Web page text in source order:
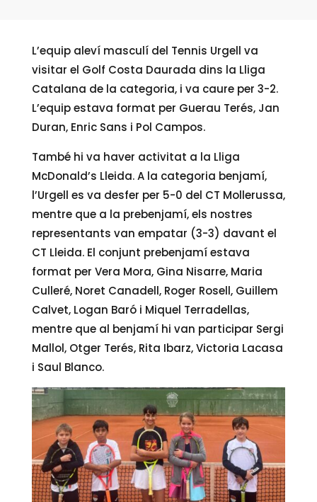
L’equip aleví masculí del Tennis Urgell va
visitar el Golf Costa Daurada dins la Lliga
Catalana de la categoria, i va caure per 3-2.
L’equip estava format per Guerau Terés, Jan
Duran, Enric Sans i Pol Campos.
També hi va haver activitat a la Lliga
McDonald’s Lleida. A la categoria benjamí,
l’Urgell es va desfer per 5-0 del CT Mollerussa,
mentre que a la prebenjamí, els nostres
representants van empatar (3-3) davant el
CT Lleida. El conjunt prebenjamí estava
format per Vera Mora, Gina Nisarre, Maria
Culleré, Noret Canadell, Roger Rosell, Guillem
Calvet, Logan Baró i Miquel Terradellas,
mentre que al benjamí hi van participar Sergi
Mallol, Otger Terés, Rita Ibarz, Victoria Lacasa
i Saul Blanco.